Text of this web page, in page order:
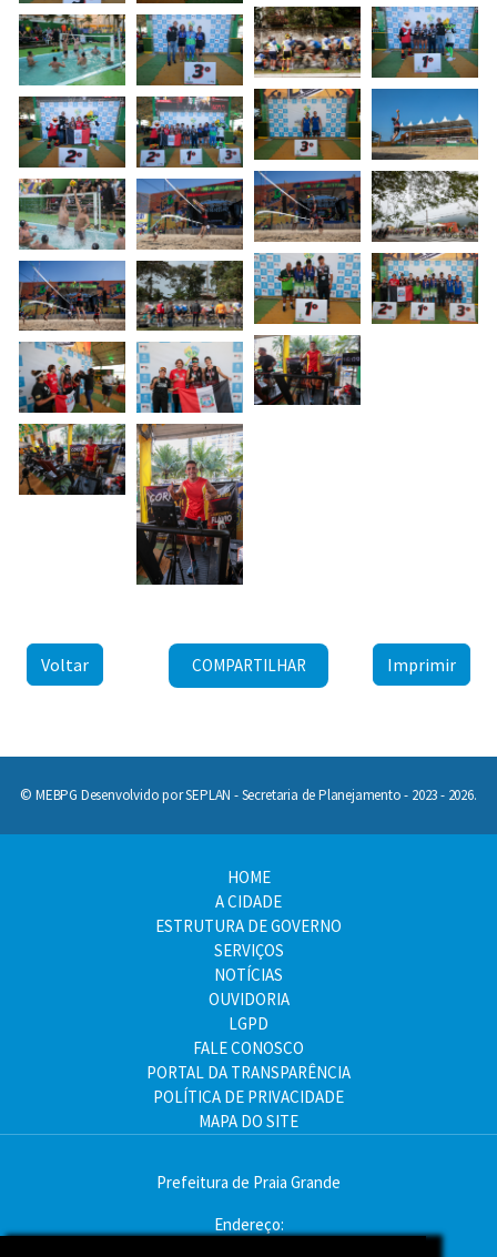
Voltar COMPARTILHAR Imprimir
© MEBPG Desenvolvido por SEPLAN - Secretaria de Planejamento - 2023 - 2026.
HOME
A CIDADE
ESTRUTURA DE GOVERNO
SERVIÇOS
NOTÍCIAS
OUVIDORIA
LGPD
FALE CONOSCO
PORTAL DA TRANSPARÊNCIA
POLÍTICA DE PRIVACIDADE
MAPA DO SITE
Prefeitura de Praia Grande
Endereço: